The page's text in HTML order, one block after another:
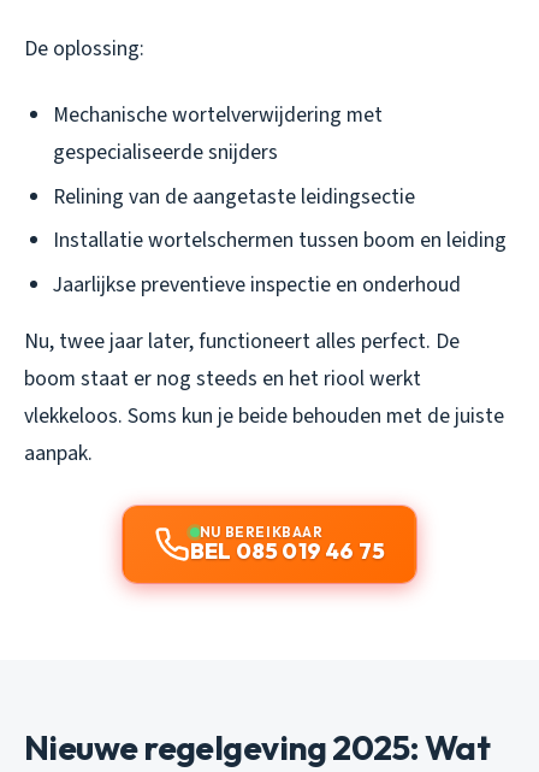
De oplossing:
Mechanische wortelverwijdering met
gespecialiseerde snijders
Relining van de aangetaste leidingsectie
Installatie wortelschermen tussen boom en leiding
Jaarlijkse preventieve inspectie en onderhoud
Nu, twee jaar later, functioneert alles perfect. De
boom staat er nog steeds en het riool werkt
vlekkeloos. Soms kun je beide behouden met de juiste
aanpak.
NU BEREIKBAAR
BEL 085 019 46 75
Nieuwe regelgeving 2025: Wat